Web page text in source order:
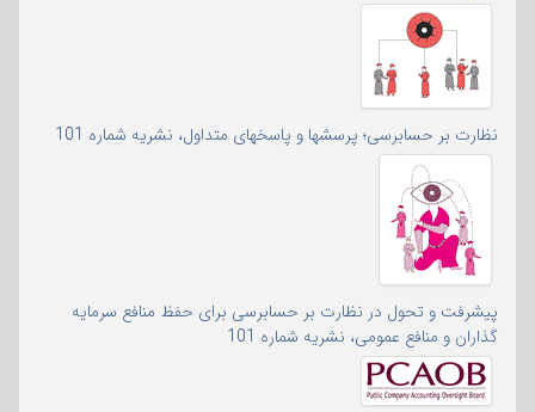
نظارت بر حسابرسی؛ پرسشها و پاسخهای متداول، نشریه شماره 101
پیشرفت و تحول در نظارت بر حسابرسی برای حفظ منافع سرمایه
گذاران و منافع عمومی، نشریه شماره 101